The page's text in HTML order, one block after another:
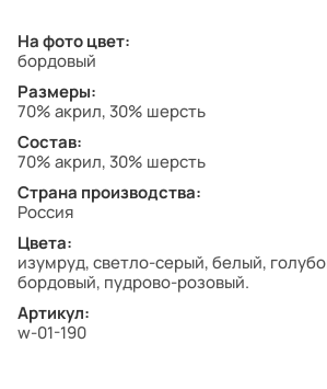
На фото цвет:
бордовый
Размеры:
70% акрил, 30% шерсть
Состав:
70% акрил, 30% шерсть
Страна производства:
Россия
Цвета:
изумруд, светло-серый, белый,
бордовый, пудрово-розовый.
Артикул:
w-01-190